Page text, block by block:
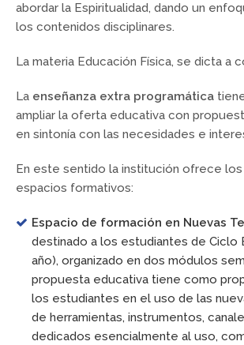
abordar la Espiritualidad, dando un
los contenidos disciplinares.
La materia Educación Física, se dicta a
La enseñanza extra programática
ampliar la oferta educativa con
en sintonía con las necesidades e
En este sentido la institución ofrece
espacios formativos:
Espacio de formación en Nuevas
destinado a los estudiantes de Ciclo
año), organizado en dos módulos
propuesta educativa tiene como
los estudiantes en el uso de las
de herramientas, instrumentos,
dedicados esencialmente al uso,